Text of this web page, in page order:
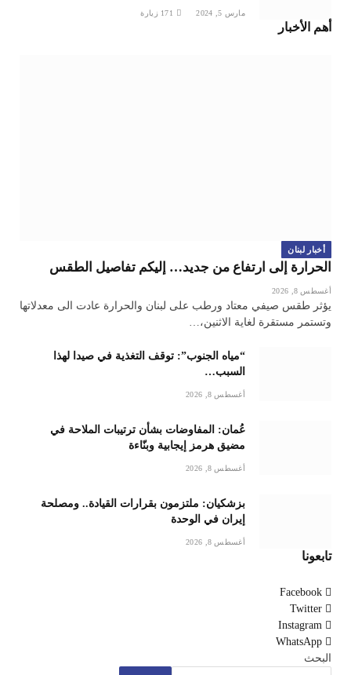
مارس 5, 2024 171 زيارة
أهم الأخبار
أخبار لبنان
الحرارة إلى ارتفاع من جديد… إليكم تفاصيل الطقس
أغسطس 8, 2026
يؤثر طقس صيفي معتاد ورطب على لبنان والحرارة عادت الى معدلاتها
وتستمر مستقرة لغاية الاثنين،…
“مياه الجنوب”: توقف التغذية في صيدا لهذا
السبب…
أغسطس 8, 2026
عُمان: المفاوضات بشأن ترتيبات الملاحة في
مضيق هرمز إيجابية وبنّاءة
أغسطس 8, 2026
بزشكيان: ملتزمون بقرارات القيادة.. ومصلحة
إيران في الوحدة
أغسطس 8, 2026
تابعونا
Facebook
Twitter
Instagram
WhatsApp
البحث